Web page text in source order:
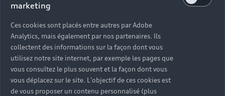
marketing
Ces cookies sont placés entre autres par Adobe
Analytics, mais également par nos partenaires. Ils
collectent des informations sur la façon dont vous
utilisez notre site internet, par exemple les pages que
vous consultez le plus souvent et la façon dont vous
vous déplacez sur le site. L'objectif de ces cookies est
de vous proposer un contenu personnalisé (plus